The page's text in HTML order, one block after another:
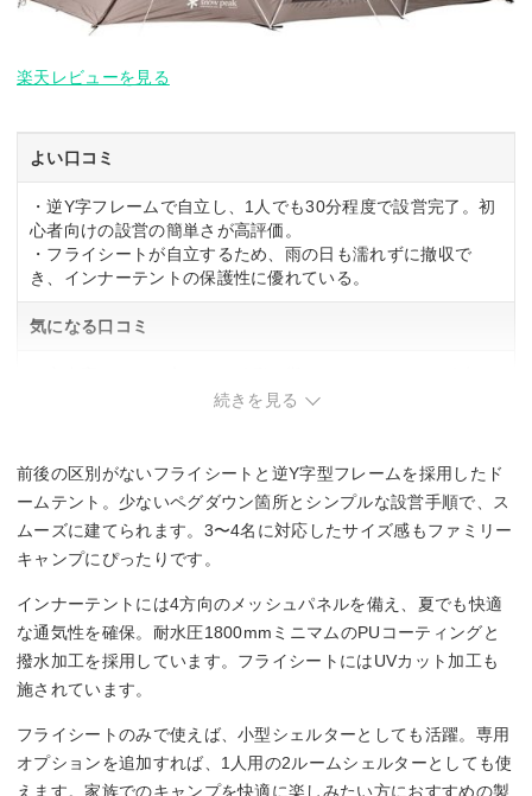
楽天レビューを見る
よい口コミ
・逆Y字フレームで自立し、1人でも30分程度で設営完了。初
心者向けの設営の簡単さが高評価。
・フライシートが自立するため、雨の日も濡れずに撤収で
き、インナーテントの保護性に優れている。
気になる口コミ
圧迫感を感じる可能性あり。続きを見る
前後の区別がないフライシートと逆Y字型フレームを採用したド
ームテント。少ないペグダウン箇所とシンプルな設営手順で、ス
ムーズに建てられます。3〜4名に対応したサイズ感もファミリー
キャンプにぴったりです。
インナーテントには4方向のメッシュパネルを備え、夏でも快適
な通気性を確保。耐水圧1800mmミニマムのPUコーティングと
撥水加工を採用しています。フライシートにはUVカット加工も
施されています。
フライシートのみで使えば、小型シェルターとしても活躍。専用
オプションを追加すれば、1人用の2ルームシェルターとしても使
えます。家族でのキャンプを快適に楽しみたい方におすすめの製